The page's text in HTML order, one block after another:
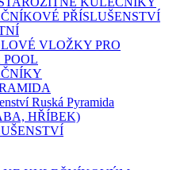
PŘÍSLUŠENSTVÍ
VLOŽKY PRO
Ruská Pyramida
HŘÍBEK)